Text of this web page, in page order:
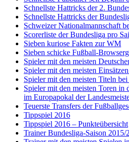
Schnellste Hattricks der 2.
Schnellste Hattricks der
Schweizer Nationalmannschaft
Scorerliste der Bundesliga pro
Sieben kuriose Fakten zur WM
Sieben schicke Fußball-
Spieler mit den meisten
Spieler mit den meisten
Spieler mit den meisten Titeln
Spieler mit den meisten Toren in
im Europapokal der
Teuerste Transfers der
Tippspiel 2016
Tippspiel 2016 – Punkteübersicht
Trainer Bundesliga-Saison 2015/